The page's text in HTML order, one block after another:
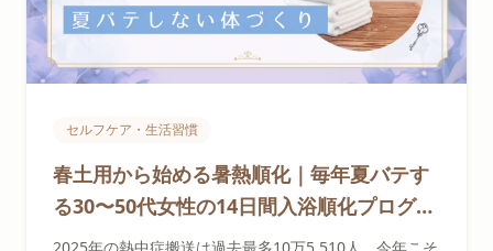
セルフケア・生活習慣
春土用から始める暑熱順化｜毎年夏バテす
る30〜50代女性の14日間入浴順化プログラ
ム